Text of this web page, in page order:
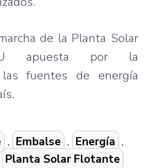
de la Planta Solar
apuesta por la
las fuentes de energía
, Embalse , Energía ,
Planta Solar Flotante